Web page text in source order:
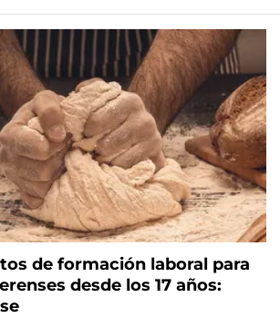
de formación laboral para
desde los 17 años: